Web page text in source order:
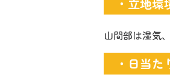
山間部は湿気
・日当た